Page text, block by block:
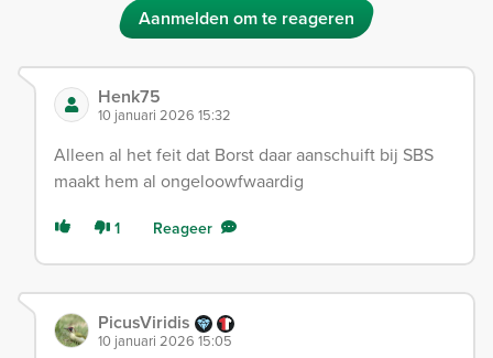
Aanmelden om te reageren
Henk75
10 januari 2026 15:32
Alleen al het feit dat Borst daar aanschuift bij SBS
maakt hem al ongeloowfwaardig
1 Reageer
PicusViridis
10 januari 2026 15:05